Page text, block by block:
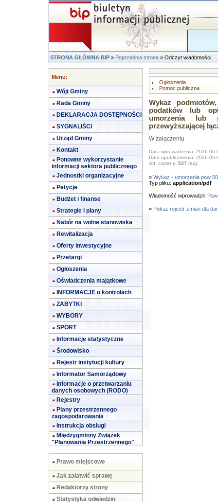
STRONA GŁÓWNA BIP»Poprzednia strona» Odczyt wiadomości
Menu:
Wójt Gminy
Rada Gminy
DEKLARACJA DOSTĘPNOŚCI
SYGNALIŚCI
Urząd Gminy
Kontakt
Ponowne wykorzystanie
informacji sektora publicznego
Jednostki organizacyjne
Petycje
Budżet i finanse
Strategie i plany
Nabór na wolne stanowiska
Rewitalizacja
Oferty inwestycyjne
Przetargi
Ogłoszenia
Oświadczenia majątkowe
INFORMACJE o kontrolach
ZABYTKI
WYBORY
SPORT
Informacje statystyczne
Środowisko
Rejestr instytucji kultury
Informator Samorządowy
Informacje o przetwarzaniu
danych osobowych (RODO)
Rejestry
Plany przestrzennego
zagospodarowania
Instrukcja obsługi
Międzygminny Związek
"Planowania Przestrzennego"
Prawo miejscowe
Jak załatwić sprawę
Redaktorzy strony
Statystyka odwiedzin
Ogłoszenia
Pomoc publiczna
Wykaz
podatków lub
umorzenia lub
przewyższającej
W załączeniu
Data wprowadzenia: 2026-05-
Data upublicznienia: 2026-05-
Art. czytany: 537 razy
» Wykaz - umorzenia pow
Typ pliku: application/pdf
Wiadomość wprowadził:
» Pokaż rejestr zmian dla